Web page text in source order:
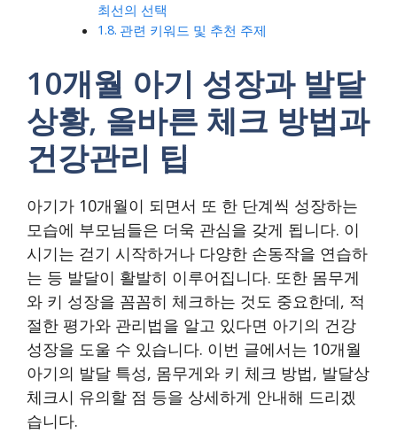
최선의 선택
관련 키워드 및 추천 주제
10개월 아기 성장과 발달
상황, 올바른 체크 방법과
건강관리 팁
아기가 10개월이 되면서 또 한 단계씩 성장하는
모습에 부모님들은 더욱 관심을 갖게 됩니다. 이
시기는 걷기 시작하거나 다양한 손동작을 연습하
는 등 발달이 활발히 이루어집니다. 또한 몸무게
와 키 성장을 꼼꼼히 체크하는 것도 중요한데, 적
절한 평가와 관리법을 알고 있다면 아기의 건강
성장을 도울 수 있습니다. 이번 글에서는 10개월
아기의 발달 특성, 몸무게와 키 체크 방법, 발달상
체크시 유의할 점 등을 상세하게 안내해 드리겠
습니다.